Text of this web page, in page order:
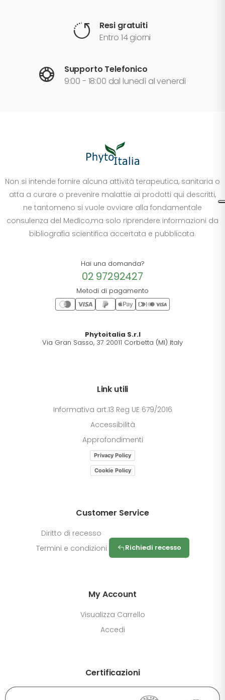
Resi gratuiti
Entro 14 giorni
Supporto Telefonico
9:00 - 18:00 dal lunedì al venerdì
Non si intende fornire alcuna attività terapeutica, sanitaria o
atta a curare o prevenire malattie ai prodotti qui descritti,
ne tantomeno si vuole ovviare alla fondamentale
consulenza del Medico,ma solo riprendere informazioni da
bibliografia scientifica accertata e pubblicata.
Hai una domanda?
02 97292427
Metodi di pagamento
Phytoitalia S.r.l
Via Gran Sasso, 37 20011 Corbetta (MI) Italy
Link utili
Informativa art.13 Reg UE 679/2016
Accessibilità
Approfondimenti
Privacy Policy
Cookie Policy
Customer Service
Diritto di recesso
Termini e condizioni
Richiedi recesso
My Account
Visualizza Carrello
Accedi
Certificazioni